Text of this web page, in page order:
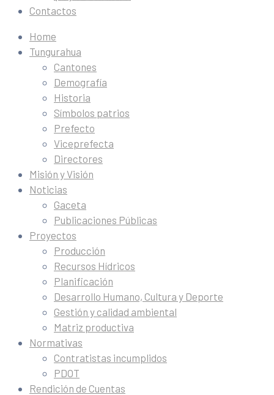
Contactos
Home
Tungurahua
Cantones
Demografía
Historia
Símbolos patrios
Prefecto
Viceprefecta
Directores
Misión y Visión
Noticias
Gaceta
Publicaciones Públicas
Proyectos
Producción
Recursos Hídricos
Planificación
Desarrollo Humano, Cultura y Deporte
Gestión y calidad ambiental
Matriz productiva
Normativas
Contratistas incumplidos
PDOT
Rendición de Cuentas